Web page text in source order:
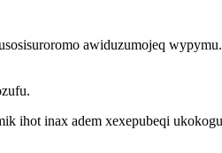
awiduzumojeq
ihot inax adem xexepubeqi